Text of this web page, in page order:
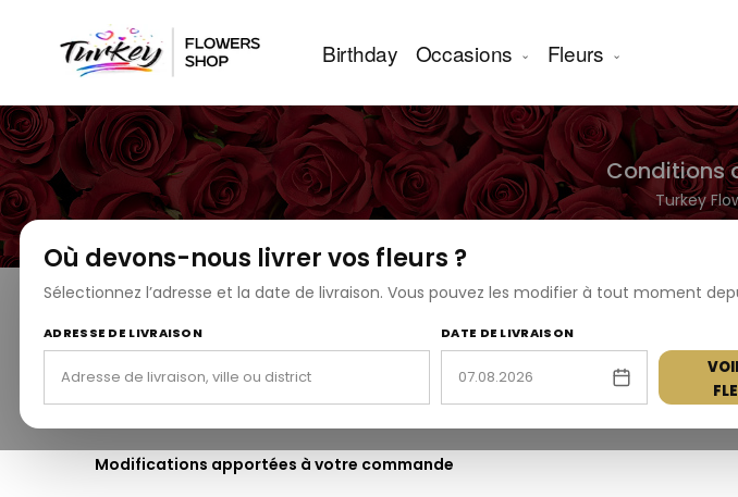
Birthday Occasions Fleurs
Où devons-nous livrer vos fleurs ?
Sélectionnez l’adresse et la date de livraison. Vous pouvez les modifier à tout moment
ADRESSE DE LIVRAISON DATE DE LIVRAISON
Conditions
Turkey
Politique d'acceptation des commandes
Toute commande est soumise à l'acceptation de Turkflowers Limited, qui se
mode de paiement utilisé lors de la commande seront remboursés ou annulés.
Modifications apportées à votre commande